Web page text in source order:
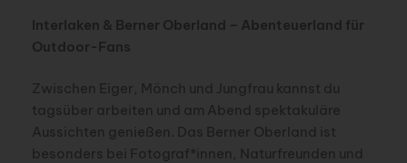
Interlaken & Berner Oberland – Abenteuerland für
Outdoor-Fans
Zwischen Eiger, Mönch und Jungfrau kannst du
tagsüber arbeiten und am Abend spektakuläre
Aussichten genießen. Das Berner Oberland ist
besonders bei Fotograf*innen, Naturfreunden und